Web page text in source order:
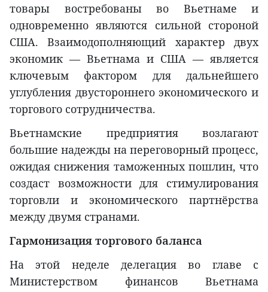
товары востребованы во Вьетнаме и
одновременно являются сильной стороной
США. Взаимодополняющий характер двух
экономик — Вьетнама и США — является
ключевым фактором для дальнейшего
углубления двустороннего экономического и
торгового сотрудничества.
Вьетнамские предприятия возлагают
большие надежды на переговорный процесс,
ожидая снижения таможенных пошлин, что
создаст возможности для стимулирования
торговли и экономического партнёрства
между двумя странами.
Гармонизация торгового баланса
На этой неделе делегация во главе с
Министерством финансов Вьетнама